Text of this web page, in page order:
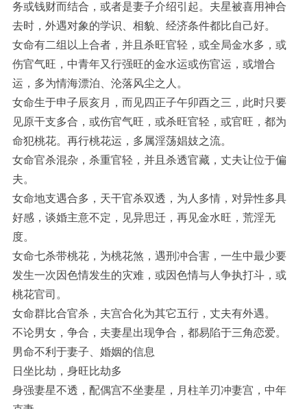
务或钱财而结合，或者是妻子介绍引起。夫星被喜用神合
去时，外遇对象的学识、相貌、经济条件都比自己好。
女命有二组以上合者，并且杀旺官轻，或全局金水多，或
伤官气旺，中青年又行强旺的金水运或伤官运，或增合
运，多为情海漂泊、沦落风尘之人。
女命生于申子辰亥月，而见四正子午卯酉之三，此时只要
见原干支多合，或伤官气旺，或杀旺官轻，或官旺，都为
命犯桃花。再行桃花运，多属淫荡娼妓之流。
女命官杀混杂，杀重官轻，并且杀透官藏，丈夫让位于偏
夫。
女命地支遇合多，天干官杀双透，为人多情，对异性多具
好感，谈婚主意不定，见异思迁，再见金水旺，荒淫无
度。
女命七杀带桃花，为桃花煞，遇刑冲合害，一生中最少要
发生一次因色情发生的灾难，或因色情与人争执打斗，或
桃花官司。
女命群比合官杀，夫宫合化为其它五行，丈夫有外遇。
不论男女，争合，夫妻星出现争合，都易陷于三角恋爱。
男命不利于妻子、婚姻的信息
日坐比劫，身旺比劫多
身强妻星不透，配偶宫不坐妻星，月柱羊刃冲妻宫，中年